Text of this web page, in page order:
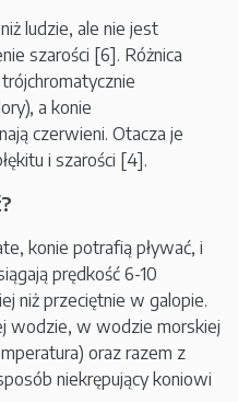
ludzie, ale nie jest
szarości [6]. Różnica
a konie
czerwieni. Otacza je
i szarości [4].
konie potrafią pływać, i
prędkość 6-10
niż przeciętnie w galopie.
wodzie, w wodzie morskiej
oraz razem z
niekrępujący koniowi